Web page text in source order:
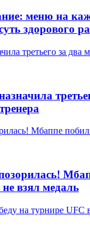
меню на
здорового
третьего за два
Мбаппе
взял медаль
на турнире UFC